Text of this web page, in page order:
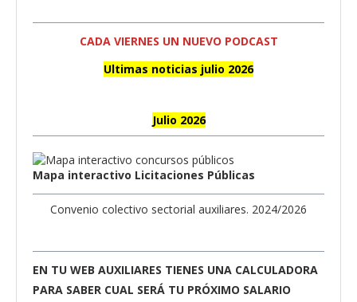
CADA VIERNES UN NUEVO PODCAST
Ultimas noticias julio 2026
Julio 2026
Mapa interactivo Licitaciones Públicas
Convenio colectivo sectorial auxiliares. 2024/2026
EN TU WEB AUXILIARES TIENES UNA CALCULADORA
PARA SABER CUAL SERÁ TU PRÓXIMO SALARIO